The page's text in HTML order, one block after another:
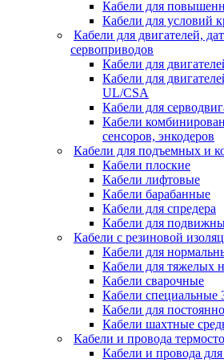
Кабели для
Кабели для условий
Кабели для двигателей,
сервоприводов
Кабели для
Кабели для
UL/CSA
Кабели для
Кабели
cенсоров, энкодеров
Кабели для подъемных и
Кабели плоские
Кабели лифтовые
Кабели барабанные
Кабели для спредера
Кабели для
Кабели с резиновой
Кабели для
Кабели для тяжелых
Кабели сварочные
Кабели специальные
Кабели для
Кабели шахтные
Кабели и провода
Кабели и провода